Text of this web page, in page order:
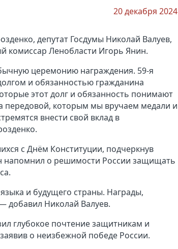
20 декабря 2024
депутат Госдумы Николай Валуев,
комиссар Ленобласти Игорь Янин.
церемонию награждения. 59-я
и обязанностью гражданина
этот долг и обязанность понимают
передовой, которым мы вручаем медали и
внести свой вклад в
с Днём Конституции, подчеркнув
напомнил о решимости России защищать
и будущего страны. Награды,
добавил Николай Валуев.
глубокое почтение защитникам и
о неизбежной победе России.